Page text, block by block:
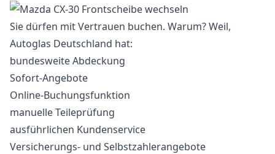
Sie dürfen mit Vertrauen buchen. Warum? Weil,
Autoglas Deutschland hat:
bundesweite Abdeckung
Sofort-Angebote
Online-Buchungsfunktion
manuelle Teileprüfung
ausführlichen Kundenservice
Versicherungs- und Selbstzahlerangebote